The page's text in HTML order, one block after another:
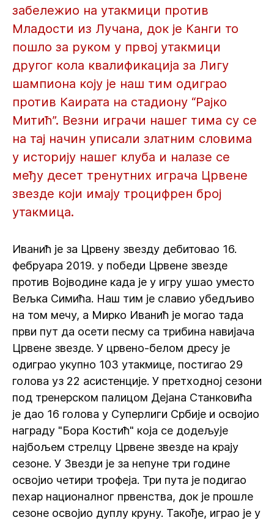
забележио на утакмици против
Младости из Лучана, док је Канги то
пошло за руком у првој утакмици
другог кола квалификација за Лигу
шампиона коју је наш тим одиграо
против Каирата на стадиону “Рајко
Митић”. Везни играчи нашег тима су се
на тај начин уписали златним словима
у историју нашег клуба и налазе се
међу десет тренутних играча Црвене
звезде који имају троцифрен број
утакмица.
Иванић је за Црвену звезду дебитовао 16.
фебруара 2019. у победи Црвене звезде
против Војводине када је у игру ушао уместо
Вељка Симића. Наш тим је славио убедљиво
на том мечу, а Мирко Иванић је могао тада
први пут да осети песму са трибина навијача
Црвене звезде. У црвено-белом дресу је
одиграо укупно 103 утакмице, постигао 29
голова уз 22 асистенције. У претходној сезони
под тренерском палицом Дејана Станковића
је дао 16 голова у Суперлиги Србије и освојио
награду "Бора Костић" која се додељује
најбољем стрелцу Црвене звезде на крају
сезоне. У Звезди је за непуне три године
освојио четири трофеја. Три пута је подигао
пехар националног првенства, док је прошле
сезоне освојио дуплу круну. Такође, играо је у